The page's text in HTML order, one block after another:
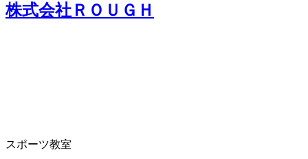
株式会社ＲＯＵＧＨ
スポーツ教室